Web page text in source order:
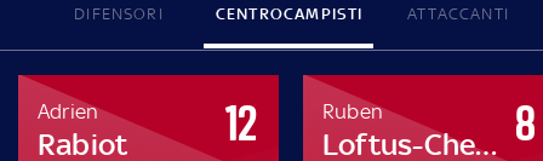
DIFENSORI CENTROCAMPISTI ATTACCANTI
Adrien
Rabiot 12 Ruben
Loftus-Cheek 8